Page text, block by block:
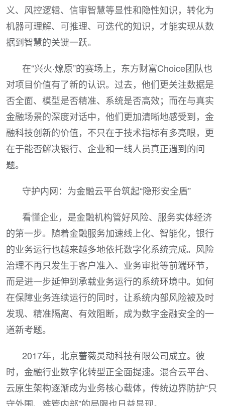
义、风控逻辑、信审智慧等显性和隐性知识，转化为
机器可理解、可推理、可迭代的知识，才能实现从数
据到智慧的关键一跃。
在“兴火·燎原”的赛场上，东方财富Choice团队也
对项目价值有了新的认识。过去，他们更关注数据是
否全面、模型是否精准、系统是否高效；而在与真实
金融场景的深度对话中，他们更加清晰地感受到，金
融科技创新的价值，不只在于技术指标有多亮眼，更
在于能否解决银行、企业和一线人员真正遇到的问
题。
守护内网：为金融云平台筑起“隐形安全盾”
看懂企业，是金融机构管好风险、服务实体经济
的第一步。随着金融服务加速线上化、智能化，银行
的业务运行也越来越多地依托数字化系统完成。风险
治理不再只发生于客户准入、业务审批等前端环节，
而是进一步延伸到承载业务运行的系统环境中。如何
在保障业务连续运行的同时，让系统内部风险被及时
发现、精准隔离、有效阻断，成为数字金融安全的一
道新考题。
2017年，北京蔷薇灵动科技有限公司成立。彼
时，金融行业数字化转型正全面提速。混合云平台、
云原生架构逐渐成为业务核心载体，传统边界防护“只